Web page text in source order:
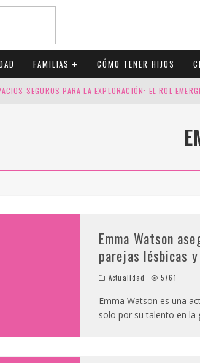
FAMILIAS CÓMO TENER HIJOS
SEGUROS PARA LA EXPLORACIÓN: EL ROL
CELEBRA EL ORGULLO CON CUATRO SELLOS QUE
Emma Watson
parejas lésbicas
Actualidad 5761
Emma Watson es una
solo por su talento en la